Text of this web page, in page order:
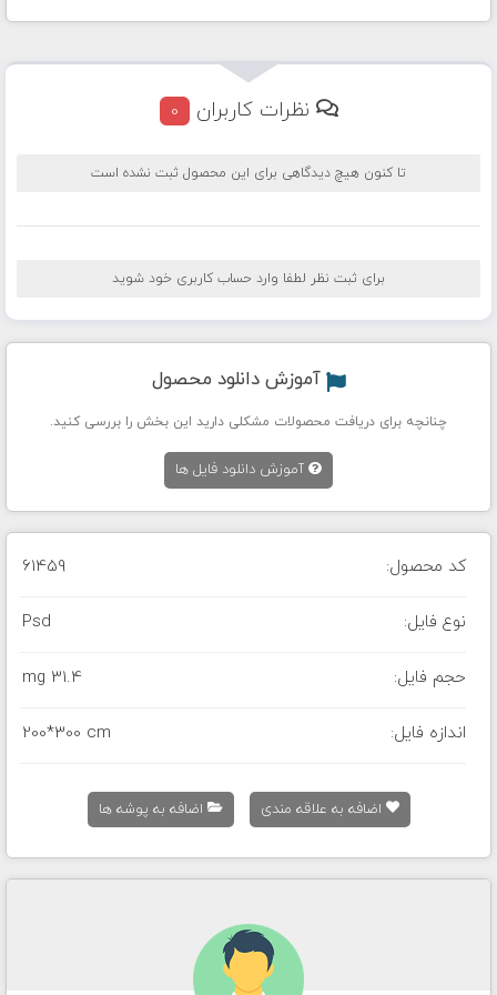
نظرات کاربران 0
تا کنون هیچ دیدگاهی برای این محصول ثبت نشده است
برای ثبت نظر لطفا وارد حساب کاربری خود شوید
آموزش دانلود محصول
چنانچه برای دریافت محصولات مشکلی دارید این بخش را بررسی کنید.
آموزش دانلود فایل ها
کد محصول: 61459
نوع فایل: Psd
حجم فایل: 31.4 mg
اندازه فایل: 200*300 cm
اضافه به علاقه مندی اضافه به پوشه ها